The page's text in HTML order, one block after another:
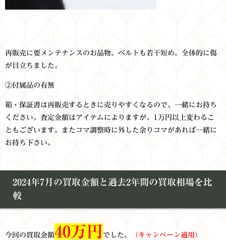
再販売に要メンテナンスのお品物。ベルトも若干短め。全体的に傷
が目立ちました。
②付属品の有無
箱・保証書は再販売するときに売りやすくなるので、一緒にお持ち
ください。査定金額はアイテムによりますが、1万円以上変わるこ
ともございます。またコマ調整時に外した余りコマがあれば一緒に
お持ち下さい。
2024年7月の買取金額と過去2年間の買取相場を比
較
今回の買取金額40万円 でした。 （キャンペーン適用）